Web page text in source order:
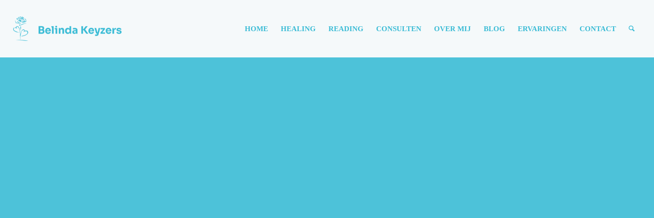
HOME HEALING READING CONSULTEN OVER MIJ BLOG ERVARINGEN CONTACT